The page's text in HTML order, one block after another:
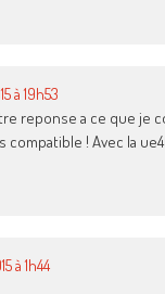
à 19h53
reponse a ce que je
compatible ! Avec la
à 1h44